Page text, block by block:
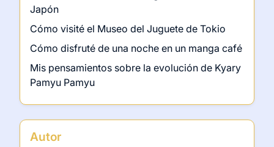
Japón
Cómo visité el Museo del Juguete de Tokio
Cómo disfruté de una noche en un manga café
Mis pensamientos sobre la evolución de Kyary
Pamyu Pamyu
Autor